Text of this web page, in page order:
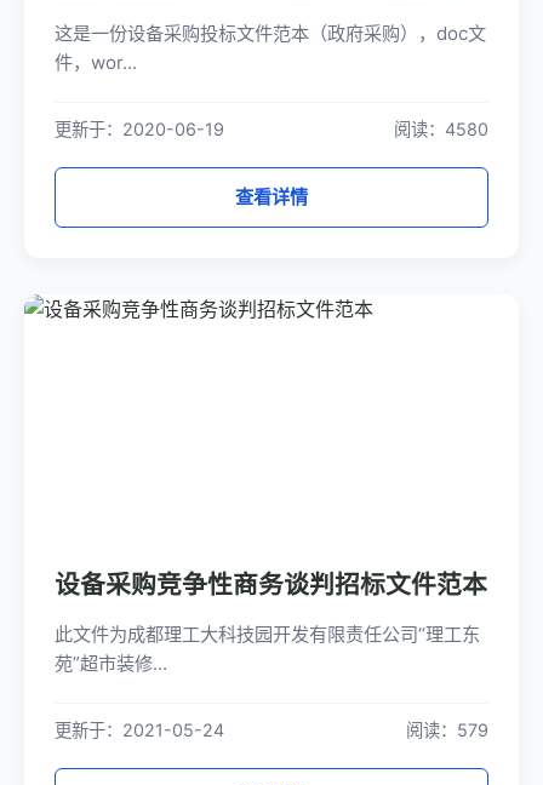
这是一份设备采购投标文件范本（政府采购），doc文
件，wor...
更新于：2020-06-19 阅读：4580
查看详情
设备采购竞争性商务谈判招标文件范本
此文件为成都理工大科技园开发有限责任公司“理工东
苑”超市装修...
更新于：2021-05-24 阅读：579